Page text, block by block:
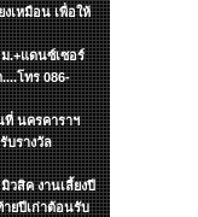
เหมือน เพื่อให้
ม.+แดนซ์เซอร์
โทร 086-
ที่ นครคาราฯ
บรางวัล
วสิค งานเลี้ยงปี
ายปีเก่าต้อนรับ